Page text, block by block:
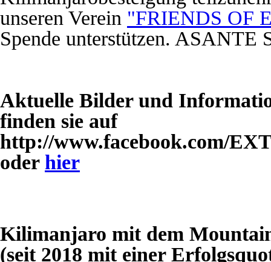
unseren Verein "FRIENDS OF
Spende unterstützen. ASANTE
Aktuelle Bilder und
finden sie auf
http://www.facebook.com/
oder hier
Kilimanjaro mit dem
(seit 2018 mit einer